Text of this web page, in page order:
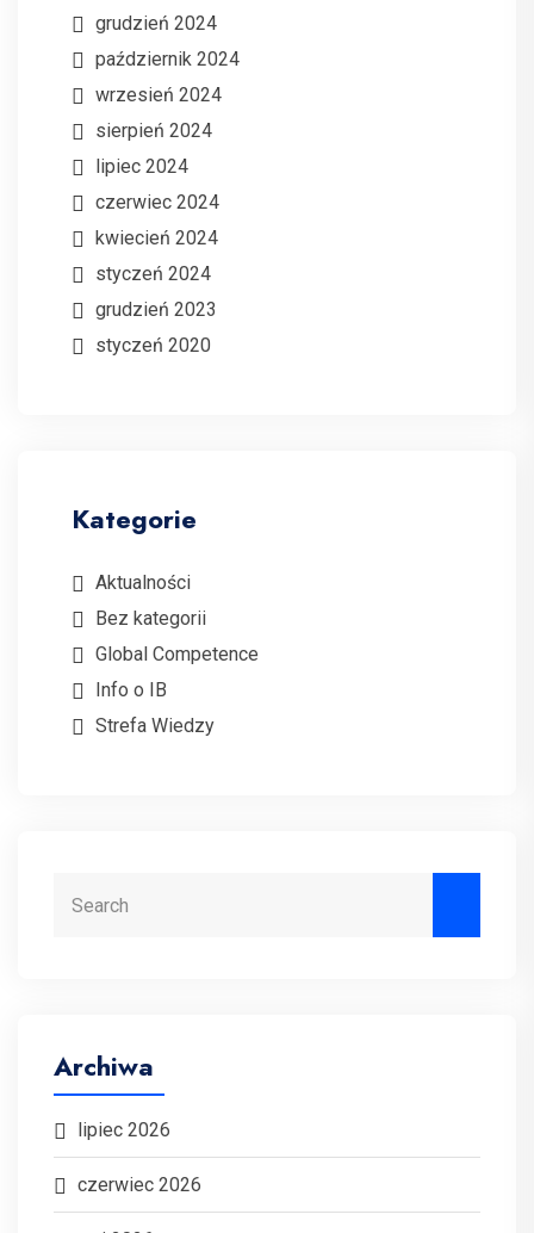
grudzień 2024
październik 2024
wrzesień 2024
sierpień 2024
lipiec 2024
czerwiec 2024
kwiecień 2024
styczeń 2024
grudzień 2023
styczeń 2020
Kategorie
Aktualności
Bez kategorii
Global Competence
Info o IB
Strefa Wiedzy
Archiwa
lipiec 2026
czerwiec 2026